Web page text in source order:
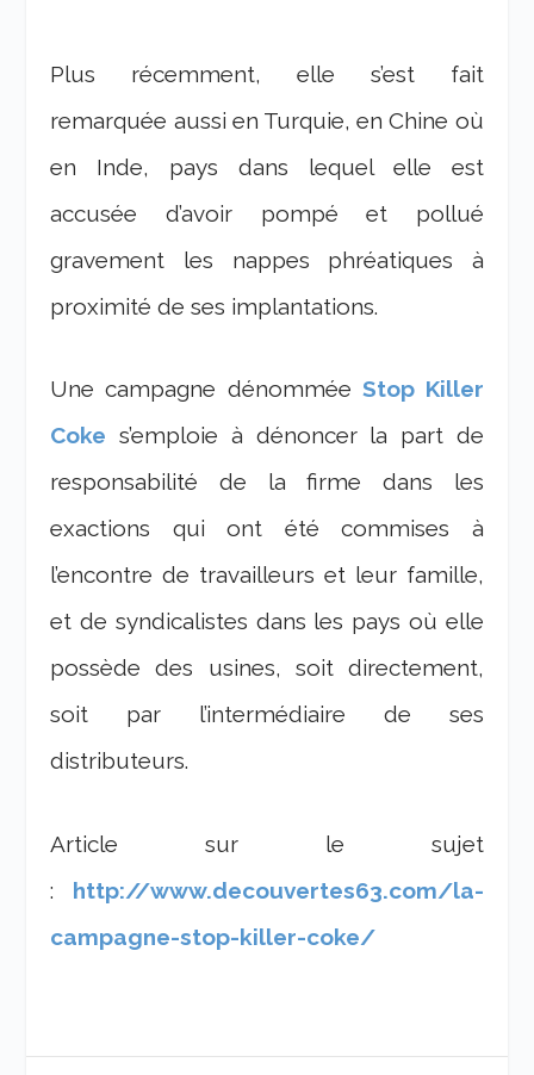
Plus récemment, elle s’est fait
remarquée aussi en Turquie, en Chine où
en Inde, pays dans lequel elle est
accusée d’avoir pompé et pollué
gravement les nappes phréatiques à
proximité de ses implantations.
Une campagne dénommée Stop Killer
Coke s’emploie à dénoncer la part de
responsabilité de la firme dans les
exactions qui ont été commises à
l’encontre de travailleurs et leur famille,
et de syndicalistes dans les pays où elle
possède des usines, soit directement,
soit par l’intermédiaire de ses
distributeurs.
Article sur le sujet
: http://www.decouvertes63.com/la-
campagne-stop-killer-coke/